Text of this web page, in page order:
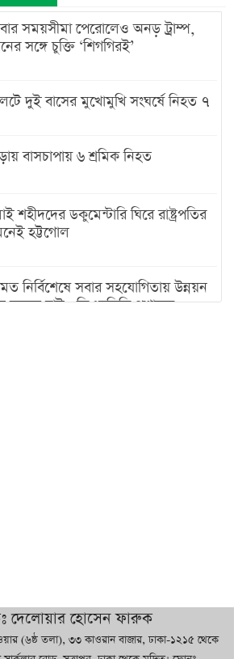
সময়সীমা পেরোলেও অনড় ট্রাম্প,
সঙ্গে চুক্তি ‘শিগগিরই’
দুই বাসের মুখোমুখি সংঘর্ষে নিহত ৭
বাসচাপায় ৬ শ্রমিক নিহত
শহীদদের ডকুমেন্টারি ঘিরে রাষ্ট্রপতির
হট্টগোল
নির্বিশেষে সবার সহযোগিতায় উন্নয়ন
করতে চাই : ডিএনসিসি প্রশাসক
কাঁচা মরিচে ‘আগুন’, ‘এত দাম তো
দেলোয়ার হোসেন ফারুক
(৬ষ্ঠ তলা), ৩৩ কাওরান বাজার, ঢাকা-১২১৫ থেকে